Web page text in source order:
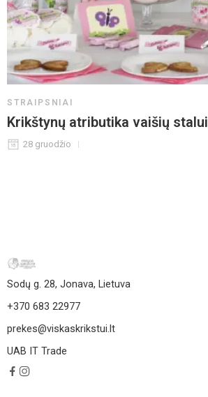
STRAIPSNIAI
Krikštynų atributika vaišių stalui
28 gruodžio
Sodų g. 28, Jonava, Lietuva
+370 683 22977
prekes@viskaskrikstui.lt
UAB IT Trade